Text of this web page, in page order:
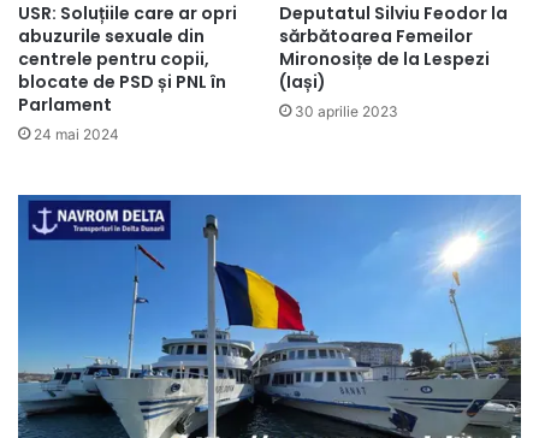
USR: Soluțiile care ar opri
abuzurile sexuale din
centrele pentru copii,
blocate de PSD și PNL în
Parlament
24 mai 2024
Deputatul Silviu Feodor la
sărbătoarea Femeilor
Mironosițe de la Lespezi
(Iași)
30 aprilie 2023